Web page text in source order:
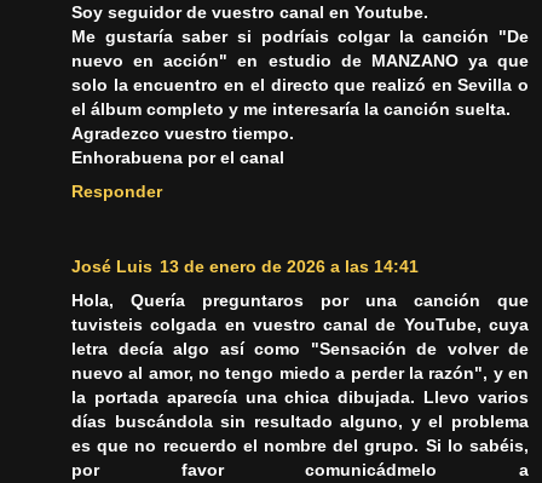
Soy seguidor de vuestro canal en Youtube.
Me gustaría saber si podríais colgar la canción "De
nuevo en acción" en estudio de MANZANO ya que
solo la encuentro en el directo que realizó en Sevilla o
el álbum completo y me interesaría la canción suelta.
Agradezco vuestro tiempo.
Enhorabuena por el canal
Responder
José Luis 13 de enero de 2026 a las 14:41
Hola, Quería preguntaros por una canción que
tuvisteis colgada en vuestro canal de YouTube, cuya
letra decía algo así como "Sensación de volver de
nuevo al amor, no tengo miedo a perder la razón", y en
la portada aparecía una chica dibujada. Llevo varios
días buscándola sin resultado alguno, y el problema
es que no recuerdo el nombre del grupo. Si lo sabéis,
por favor comunicádmelo a